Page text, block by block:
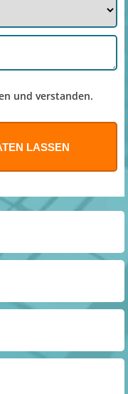
und verstanden.